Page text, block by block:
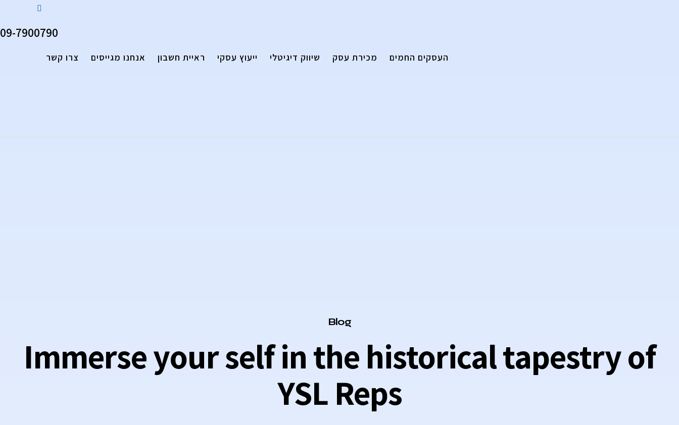
09-7900790
צרו קשר אנחנו מגייסים ראיית חשבון ייעוץ עסקי שיווק דיגיטלי מכירת עסק העסקים החמים
Immerse your self in the historical tapestry of
YSL Reps
Category
Blog